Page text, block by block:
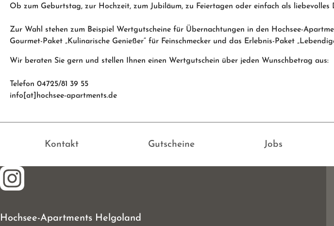
Ob zum Geburtstag, zur Hochzeit, zum Jubiläum, zu Feiertagen oder einfach als
Zur Wahl stehen zum Beispiel Wertgutscheine für Übernachtungen in den Hochsee-
Gourmet-Paket „Kulinarische Genießer“ für Feinschmecker und das Erlebnis-Paket
Wir beraten Sie gern und stellen Ihnen einen Wertgutschein über jeden Wunschbetrag aus:
Telefon 04725/81 39 55
info[at]hochsee-apartments.de
Kontakt Gutscheine Jobs
Hochsee-Apartments Helgoland